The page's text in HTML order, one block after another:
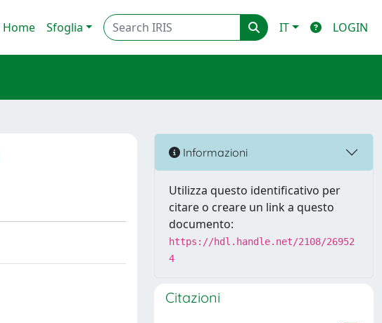
Home Sfoglia IT LOGIN
Informazioni
Utilizza questo identificativo per
citare o creare un link a questo
documento:
https://hdl.handle.net/2108/26952
4
Citazioni